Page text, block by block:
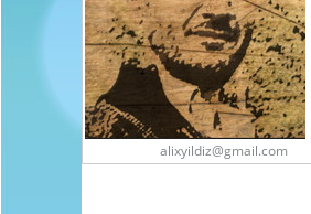
alixyildiz@gmail.com